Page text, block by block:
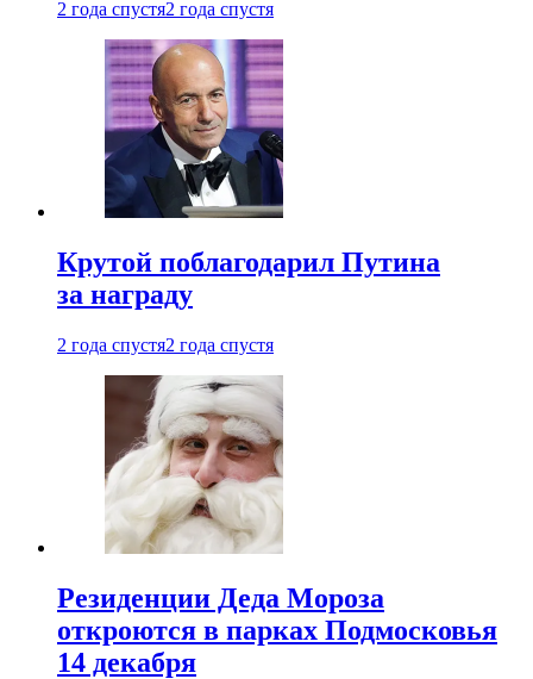
2 года спустя2 года спустя
Крутой поблагодарил Путина
за награду
2 года спустя2 года спустя
Резиденции Деда Мороза
откроются в парках Подмосковья
14 декабря